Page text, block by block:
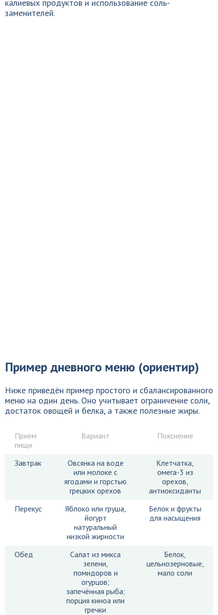
калиевых продуктов и использование соль-
заменителей.
Пример дневного меню (ориентир)
Ниже приведён пример простого и сбалансированного
меню на один день. Оно учитывает ограничение соли,
достаток овощей и белка, а также полезные жиры.
Приём
пищи
Вариант Пояснение
Завтрак
Овсянка на воде
или молоке с
ягодами и горстью
грецких орехов
Клетчатка,
омега-3 из
орехов,
антиоксиданты
Перекус
Яблоко или груша,
йогурт
натуральный
низкой жирности
Белок и фрукты
для насыщения
Обед
Салат из микса
зелени,
помидоров и
огурцов;
запечённая рыба;
порция киноа или
гречки
Белок,
цельнозерновые,
мало соли